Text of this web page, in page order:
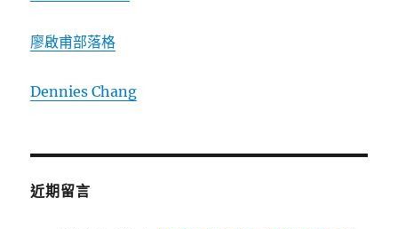
廖啟甫部落格
Dennies Chang
近期留言